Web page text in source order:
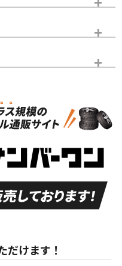
断しておりますので、あら
さい。
新車外し品（新古
付き
走行距離も少なく、
非常に状態の良い中
古品
んどない中古品
だけます！